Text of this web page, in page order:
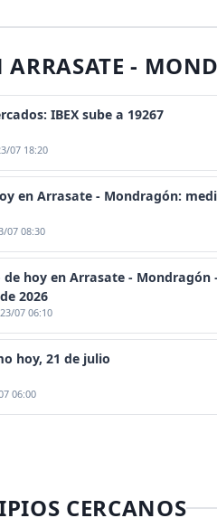
ARRASATE -
IBEX sube a 19267
07 18:20
en Arrasate - Mondragón:
07 08:30
de hoy en Arrasate -
2026
23/07 06:10
hoy, 21 de julio
06:00
CERCANOS